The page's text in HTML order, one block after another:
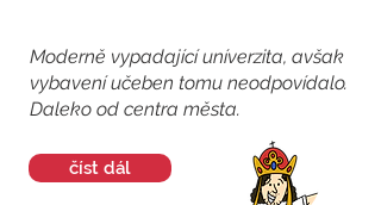
Moderně vypadající uníverzita, avšak
vybavení učeben tomu neodpovídalo.
Daleko od centra města.
číst dál